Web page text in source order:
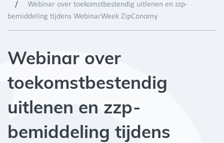
/
Webinar over toekomstbestendig uitlenen en zzp-
bemiddeling tijdens WebinarWeek ZipConomy
Webinar over
toekomstbestendig
uitlenen en zzp-
bemiddeling tijdens